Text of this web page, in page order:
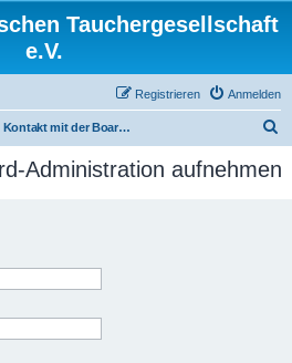
Tauchergesellschaft
e.V.
Anmelden
Registrieren
Kontakt mit der Board-Administration aufnehmen
c
Administration aufnehmen